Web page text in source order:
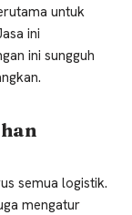
untuk
ini
ini sungguh
semua logistik.
mengatur